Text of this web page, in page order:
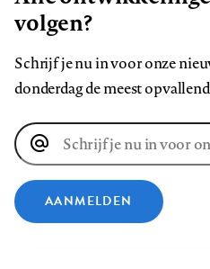
volgen?
Schrijf je nu in voor onze
donderdag de meest
E-
mailadres
AANMELDEN